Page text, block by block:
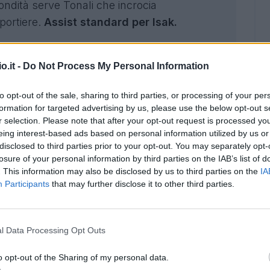
- Do Not Process My Personal Information
opt-out of the sale, sharing to third parties, or processing of your
for targeted advertising by us, please use the below opt-out
selection. Please note that after your opt-out request is processed
interest-based ads based on personal information utilized by us
to third parties prior to your opt-out. You may separately
of your personal information by third parties on the IAB’s list of
This information may also be disclosed by us to third parties on the
Participants that may further disclose it to other third parties.
Data Processing Opt Outs
opt-out of the Sharing of my personal data.
serve Tonali che incrocia
Assist standard per Isak.
palo rete.Assist standard per Dalot.
mette in mezzo un pallone che sul
mezzo, sul pallone si fionda Barnes e fa
Assist standard per Murphy.
perde palla pressato da Barnes.
e piazza la palla sotto l'incrocio.
vuota fa goal.